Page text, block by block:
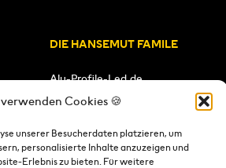
Cookies 🍪
unserer Besucherdaten platzieren, um
personalisierte Inhalte anzuzeigen und
Erlebnis zu bieten. Für weitere
DIE HANSEMUT FAMILE
Alu-Profile-Led.de
Lichtpaket.de